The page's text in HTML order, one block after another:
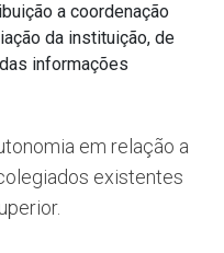
a coordenação
da instituição, de
informações
em relação a
existentes